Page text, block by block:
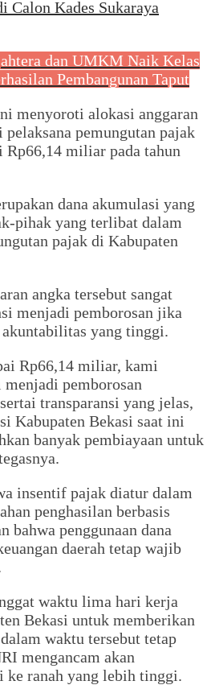
Calon Kades Sukaraya
dan UMKM Naik Kelas
Pembangunan Taput
menyoroti alokasi anggaran
pemungutan pajak
Rp66,14 miliar pada tahun
dana akumulasi yang
pihak yang terlibat dalam
pajak di Kabupaten
angka tersebut sangat
menjadi pemborosan jika
yang tinggi.
Rp66,14 miliar, kami
pemborosan
transparansi yang jelas,
Kabupaten Bekasi saat ini
banyak pembiayaan untuk
insentif pajak diatur dalam
penghasilan berbasis
bahwa penggunaan dana
daerah tetap wajib
waktu lima hari kerja
Bekasi untuk memberikan
waktu tersebut tetap
mengancam akan
ke ranah yang lebih tinggi.